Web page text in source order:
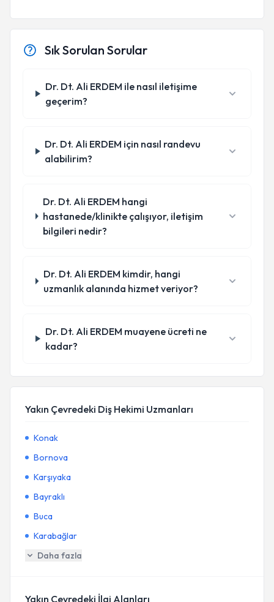
Sık Sorulan Sorular
Dr. Dt. Ali ERDEM ile nasıl iletişime
geçerim?
Dr. Dt. Ali ERDEM için nasıl randevu
alabilirim?
Dr. Dt. Ali ERDEM hangi
hastanede/klinikte çalışıyor, iletişim
bilgileri nedir?
Dr. Dt. Ali ERDEM kimdir, hangi
uzmanlık alanında hizmet veriyor?
Dr. Dt. Ali ERDEM muayene ücreti ne
kadar?
Yakın Çevredeki Diş Hekimi Uzmanları
Konak
Bornova
Karşıyaka
Bayraklı
Buca
Karabağlar
Daha fazla
Yakın Çevredeki İlgi Alanları